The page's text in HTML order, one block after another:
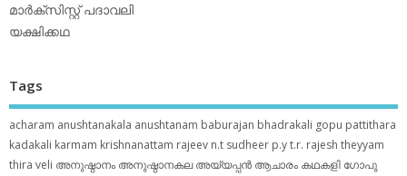
മാര്‍ക്‌സിസ്റ്റ് പദാവലി
യക്ഷിക്കഥ
Tags
acharam anushtanakala anushtanam baburajan bhadrakali gopu pattithara
kadakali karmam krishnanattam rajeev n.t sudheer p.yt.r. rajesh theyyam
thira veli അനുഷ്ഠാനം അനുഷ്ഠാനകല അയ്യപ്പന്‍ ആചാരം കഥകളി ഗോപു